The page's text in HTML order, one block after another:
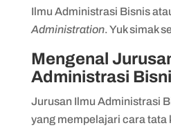
Ilmu Administrasi Bisnis
Administration. Yuk simak
Mengenal
Administrasi
Jurusan Ilmu Administrasi
yang mempelajari cara tata